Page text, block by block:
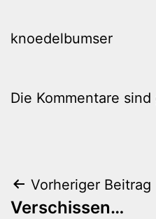
knoedelbumser
Die Kommentare
Vorheriger Beitrag
Verschissen…